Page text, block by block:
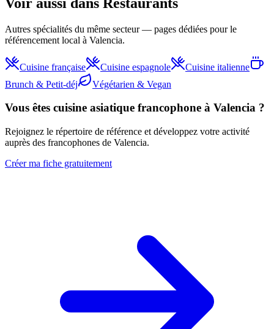
Autres spécialités du même secteur — pages dédiées pour le
référencement local à Valencia.
Cuisine française Cuisine espagnole
Cuisine italienne
Brunch & Petit-déj
Végétarien & Vegan
Vous êtes cuisine asiatique francophone à Valencia ?
Rejoignez le répertoire de référence et développez votre activité
auprès des francophones de Valencia.
Créer ma fiche gratuitement